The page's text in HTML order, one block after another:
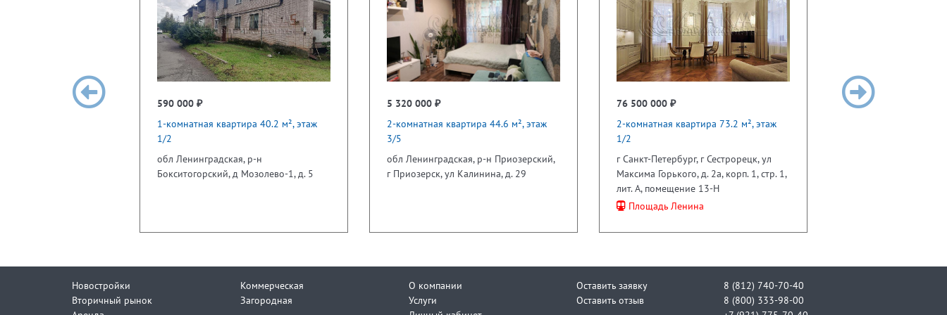
590 000 ₽
1-комнатная квартира 40.2 м², этаж
1/2
обл Ленинградская, р-н
Бокситогорский, д Мозолево-1, д. 5
5 320 000 ₽
2-комнатная квартира 44.6 м², этаж
3/5
обл Ленинградская, р-н Приозерский,
г Приозерск, ул Калинина, д. 29
76 500 000 ₽
2-комнатная квартира 73.2 м², этаж
1/2
г Санкт-Петербург, г Сестрорецк, ул
Максима Горького, д. 2а, корп. 1, стр. 1,
лит. А, помещение 13-Н
Площадь Ленина
Новостройки
Вторичный рынок
Коммерческая
Загородная
О компании
Услуги
Оставить заявку
Оставить отзыв
8 (812) 740-70-40
8 (800) 333-98-00